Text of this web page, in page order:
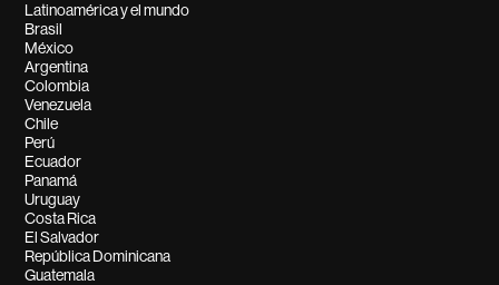
Latinoamérica y el mundo
Brasil
México
Argentina
Colombia
Venezuela
Chile
Perú
Ecuador
Panamá
Uruguay
Costa Rica
El Salvador
República Dominicana
Guatemala